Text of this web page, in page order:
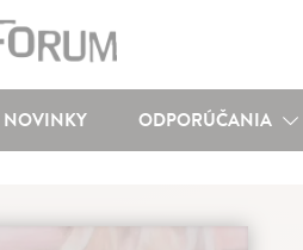
NOVINKY ODPORÚČANIA